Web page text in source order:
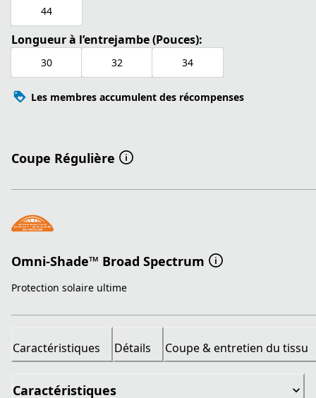
44
Longueur à l’entrejambe (Pouces):
30 32 34
Les membres accumulent des récompenses
Coupe Régulière
Omni-Shade™ Broad Spectrum
Protection solaire ultime
Caractéristiques Détails Coupe & entretien du tissu
Caractéristiques